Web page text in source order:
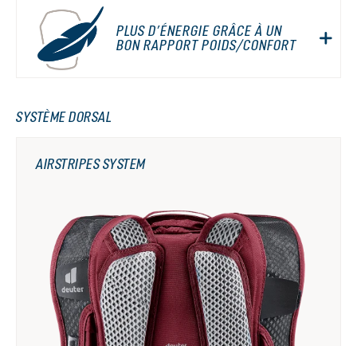
PLUS D’ÉNERGIE GRÂCE À UN
BON RAPPORT POIDS/CONFORT
SYSTÈME DORSAL
AIRSTRIPES SYSTEM